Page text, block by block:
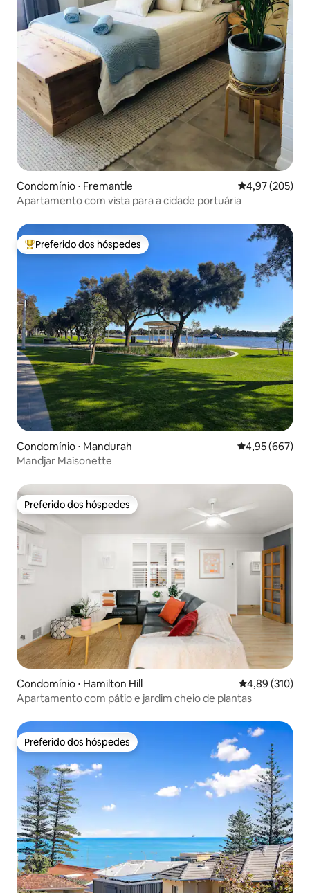
Condomínio ⋅ Fremantle 4,97 de uma
4,97 (205)
Apartamento com vista para a cidade portuária
Entre os melhores preferidos dos hóspedes
Preferido dos hóspedes
Condomínio ⋅ Mandurah 4,95 de uma
4,95 (667)
Mandjar Maisonette
Preferido dos hóspedes
Preferido dos hóspedes
Condomínio ⋅ Hamilton Hill 4,89 de uma
4,89 (310)
Apartamento com pátio e jardim cheio de plantas
Preferido dos hóspedes
Preferido dos hóspedes